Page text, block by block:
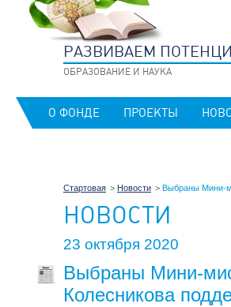
РАЗВИВАЕМ
ОБРАЗОВАНИЕ И НАУКА
О ФОНДЕ ПРОЕКТЫ
Стартовая Новости Выбраны Мини-
НОВОСТИ
23 октября 2020
Выбраны Мини-
Колесникова